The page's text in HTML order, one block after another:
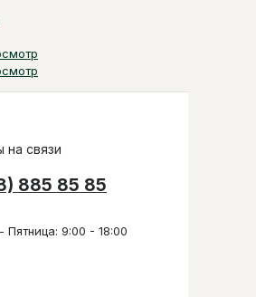
на связи
885 85 85
Пятница: 9:00 - 18:00